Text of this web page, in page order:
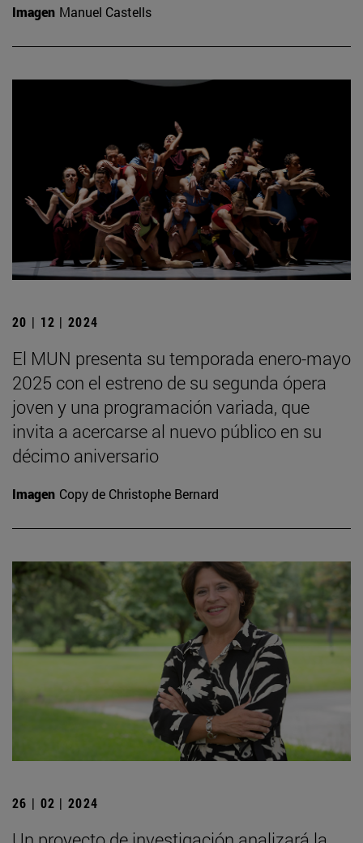
Imagen Manuel Castells
20 | 12 | 2024
El MUN presenta su temporada enero-mayo
2025 con el estreno de su segunda ópera
joven y una programación variada, que
invita a acercarse al nuevo público en su
décimo aniversario
Imagen Copy de Christophe Bernard
26 | 02 | 2024